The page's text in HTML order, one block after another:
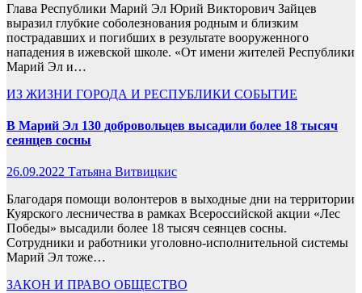
Глава Республики Марий Эл Юрий Викторович Зайцев
выразил глубкие соболезнования родным и близким
пострадавших и погибших в результате вооруженного
нападения в ижевской школе. «От имени жителей Республики
Марий Эл и…
ИЗ ЖИЗНИ ГОРОДА И РЕСПУБЛИКИ СОБЫТИЕ
В Марий Эл 130 добровольцев высадили более 18 тысяч
сеянцев сосны
26.09.2022 Татьяна Витвицкис
Благодаря помощи волонтеров в выходные дни на территории
Куярского лесничества в рамках Всероссийской акции «Лес
Победы» высадили более 18 тысяч сеянцев сосны.
Сотрудники и работники уголовно-исполнительной системы
Марий Эл тоже…
ЗАКОН И ПРАВО ОБЩЕСТВО